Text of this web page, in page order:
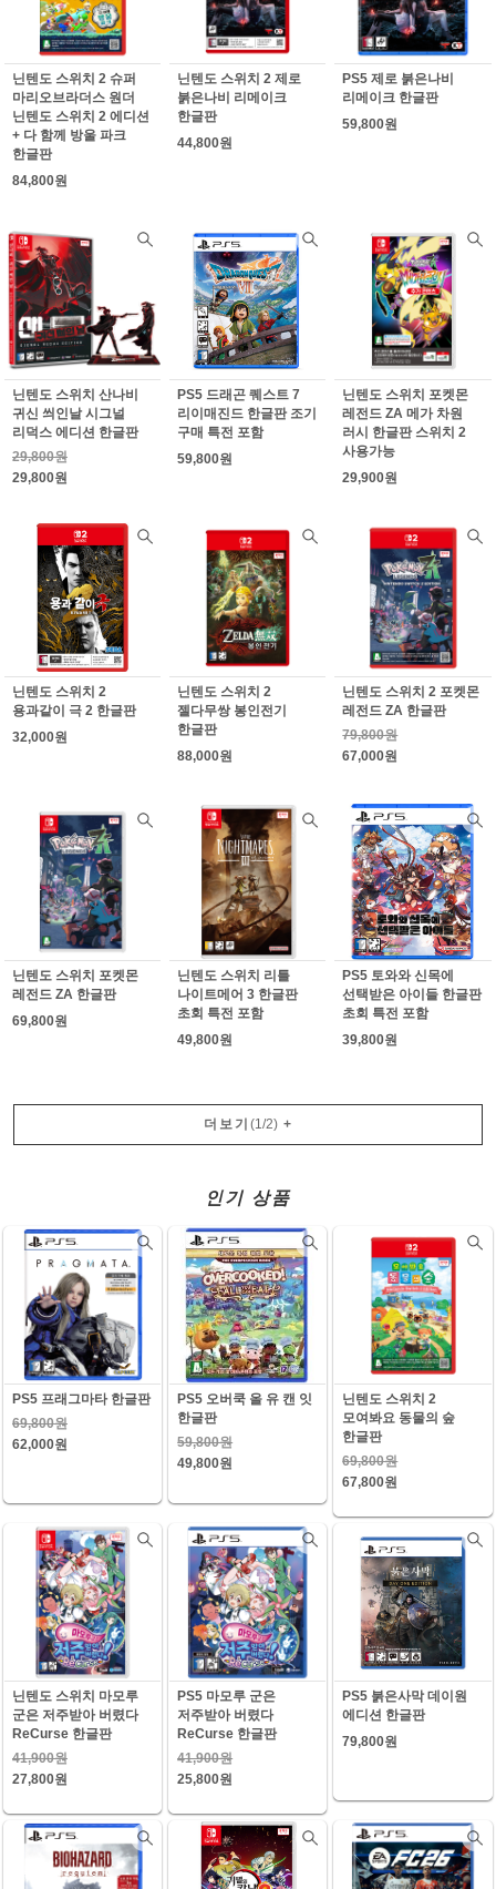
닌텐도 스위치 2 슈퍼
마리오브라더스 원더
닌텐도 스위치 2 에디션
+ 다 함께 방울 파크
한글판
84,800원
닌텐도 스위치 2 제로
붉은나비 리메이크
한글판
44,800원
PS5 제로 붉은나비
리메이크 한글판
59,800원
닌텐도 스위치 산나비
귀신 씌인날 시그널
리덕스 에디션 한글판
29,800원
29,800원
PS5 드래곤 퀘스트 7
리이매진드 한글판 조기
구매 특전 포함
59,800원
닌텐도 스위치 포켓몬
레전드 ZA 메가 차원
러시 한글판 스위치 2
사용가능
29,900원
닌텐도 스위치 2
용과같이 극 2 한글판
32,000원
닌텐도 스위치 2
젤다무쌍 봉인전기
한글판
88,000원
닌텐도 스위치 2 포켓몬
레전드 ZA 한글판
79,800원
67,000원
닌텐도 스위치 포켓몬
레전드 ZA 한글판
69,800원
닌텐도 스위치 리틀
나이트메어 3 한글판
초회 특전 포함
49,800원
PS5 토와와 신목에
선택받은 아이들 한글판
초회 특전 포함
39,800원
더보기 (1 /2)+
인기 상품
PS5 프래그마타 한글판
69,800원
62,000원
PS5 오버쿡 올 유 캔 잇
한글판
59,800원
49,800원
닌텐도 스위치 2
모여봐요 동물의 숲
한글판
69,800원
67,800원
닌텐도 스위치 마모루
군은 저주받아 버렸다
ReCurse 한글판
41,900원
27,800원
PS5 마모루 군은
저주받아 버렸다
ReCurse 한글판
41,900원
25,800원
PS5 붉은사막 데이원
에디션 한글판
79,800원